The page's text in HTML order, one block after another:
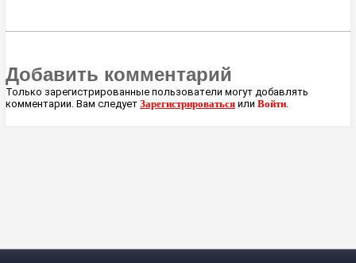
Добавить комментарий
Только зарегистрированные пользователи могут добавлять
комментарии. Вам следует Зарегистрироваться или Войти